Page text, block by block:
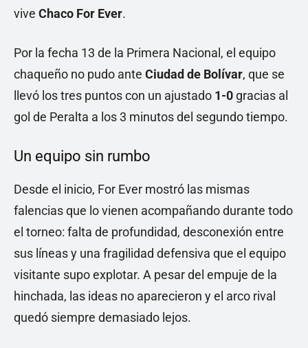
vive Chaco For Ever.
Por la fecha 13 de la Primera Nacional, el equipo
chaqueño no pudo ante Ciudad de Bolívar, que se
llevó los tres puntos con un ajustado 1-0 gracias al
gol de Peralta a los 3 minutos del segundo tiempo.
Un equipo sin rumbo
Desde el inicio, For Ever mostró las mismas
falencias que lo vienen acompañando durante todo
el torneo: falta de profundidad, desconexión entre
sus líneas y una fragilidad defensiva que el equipo
visitante supo explotar. A pesar del empuje de la
hinchada, las ideas no aparecieron y el arco rival
quedó siempre demasiado lejos.